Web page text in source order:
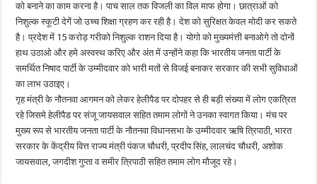
को बनाने का काम करना है। पाच साल तक विजली का विल माफ होगा। छात्राओं को
निशुल्क स्कूटी देगें जो उच्च शिक्षा ग्रहण कर रही है। देश को सुरिक्षत केवल मोदी कर सकते
है। प्रदेश में 15 करोड़ गरीको निशुल्क राशन दिया है। योगो को मुख्यमंत्ती बनाओगे तो दोनों
हाथ उठाओ और हमे अस्वस्थ करिए और अंत में उन्होंने कहा कि भारतीय जनता पार्टी के
समर्थित निषाद पार्टी के उम्मीदवार को भारी मतों से विजई बनाकर सरकार की सभी सुविधाओं
का लाभ उठाइए।
गृह मंत्री के नौतनवा आगमन को लेकर हेलीपैड पर दोपहर से ही बड़ी संख्या में लोग एकत्रित
रहे जिसमे हेलीपैड पर संजू जायसवाल सहित तमाम लोगों ने उनका स्वागत किया। मंच पर
मुख्य रूप से भारतीय जनता पार्टी के नौतनवा विधानसभा के उम्मीदवार ऋषि त्रिपाठी, भारत
सरकार के केंद्रीय वित्त राज्य मंत्री पंकज चौधरी, प्रदीप सिंह, लालचंद चौधरी, अशोक
जायसवाल, जगदीश गुप्ता व समीर त्रिपाठी सहित तमाम लोग मौजूद रहे।